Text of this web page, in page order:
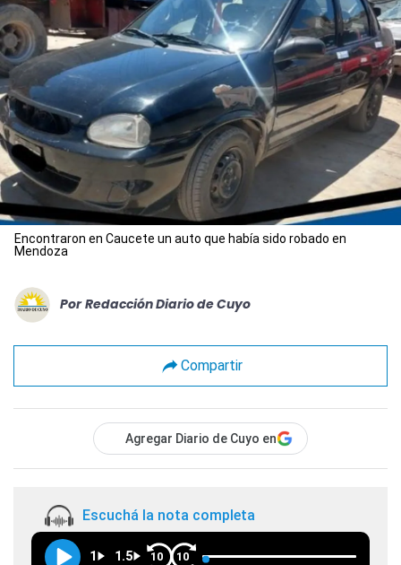
Encontraron en Caucete un auto que había sido robado en
Mendoza
Por Redacción Diario de Cuyo
Compartir
Agregar Diario de Cuyo en
Escuchá la nota completa
1 1.5 10 10